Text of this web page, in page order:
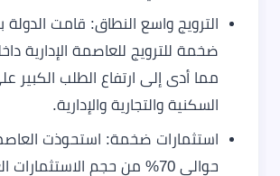
الترويج واسع النطاق: قامت الدولة
ضخمة للترويج للعاصمة الإدارية
مما أدى إلى ارتفاع الطلب الكبير
السكنية والتجارية والإدارية.
استثمارات ضخمة: استحوذت
حوالي 70% من حجم